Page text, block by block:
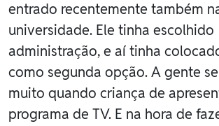
entrado recentemente também
universidade. Ele tinha escolhido
administração, e aí tinha
como segunda opção. A gente
muito quando criança de
programa de TV. E na hora de